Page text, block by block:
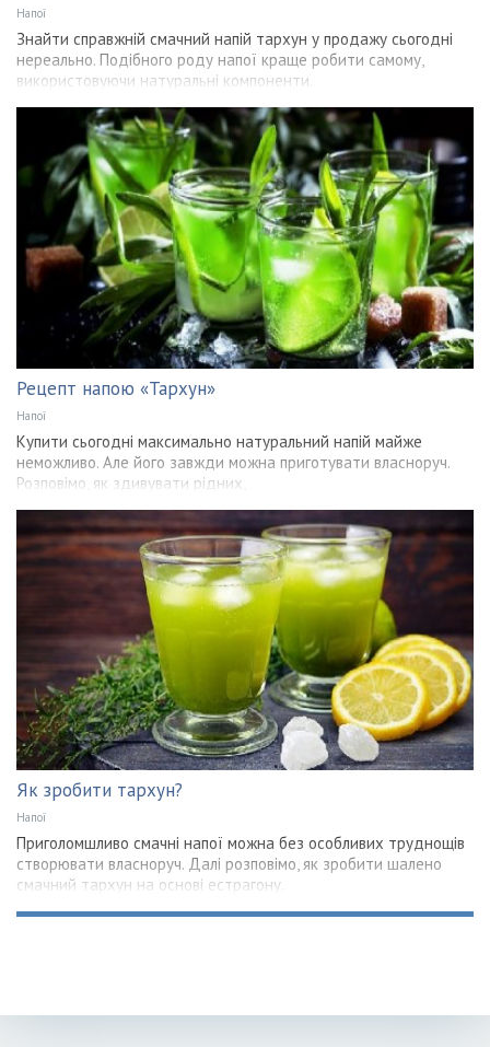
Напої
Знайти справжній смачний напій тархун у продажу сьогодні
нереально. Подібного роду напої краще робити самому,
використовуючи натуральні компоненти.
Рецепт напою «Тархун»
Напої
Купити сьогодні максимально натуральний напій майже
неможливо. Але його завжди можна приготувати власноруч.
Розповімо, як здивувати рідних,
Як зробити тархун?
Напої
Приголомшливо смачні напої можна без особливих труднощів
створювати власноруч. Далі розповімо, як зробити шалено
смачний тархун на основі естрагону.